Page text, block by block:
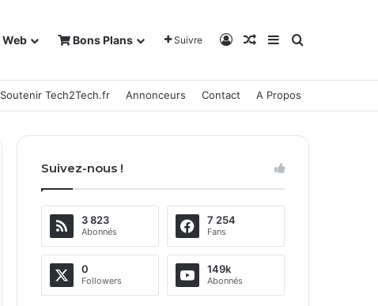
Web Bons Plans Suivre Connexion
Article Aléatoire
Sidebar (barre
Rechercher
Soutenir Tech2Tech.fr Annonceurs Contact A Propos
Suivez-nous !
3 823
Abonnés
7 254
Fans
0
Followers
149k
Abonnés